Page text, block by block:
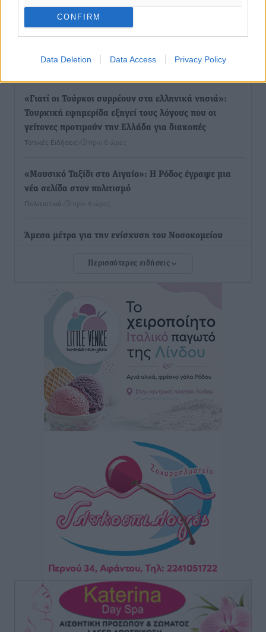
CONFIRM
Data Deletion Data Access Privacy Policy
Τοπικές Ειδήσεις• πριν 6 ώρες
Ποιοι φοιτητές μπορούν να λάβουν ενίσχυση για
«Γιατί οι Τούρκοι συρρέουν στα ελληνικά νησιά»:
Τουρκική εφημερίδα εξηγεί τους λόγους που οι
γείτονες προτιμούν την Ελλάδα για διακοπές
Τοπικές Ειδήσεις πριν 6 ώρες
«Μουσικό Ταξίδι στο Αιγαίο»: Η Ρόδος έγραψε μια
νέα σελίδα στον πολιτισμό
Πολιτιστικά πριν 6 ώρες
Άμεσα μέτρα για την ενίσχυση του Νοσοκομείου
ανακοίνωσε ο Άδωνις Γεωργιάδης
Iατρικός Σύλλογος Ροδου προς Α. Γεωργιάδη:
Στρατηγικές Προτάσεις για την Ενίσχυση της
Δημόσιας Υγείας στη Νησιωτική Ελλάδα και στα
Νοσοκομεία της Γ΄ Ζώνης
Τοπικές Ειδήσεις πριν 7 ώρες
Πάνθηρες: Ξεκίνησαν αισιόδοξοι για την παρθενική
“πτήση” τους
Αθλητικά• πριν 7 ώρες
Άρης Αρχαγγέλου: Στο πλευρό του άτυχου Ιάκωβου
• πριν 7 ώρες
Φοίβος: Η μεγάλη επιστροφή του Μπρένο Σαλβατιέρα
πριν 7 ώρες
Κλεάνθης: Έτοιμες οι κάρτες διαρκείας της νέας
σεζόν
Αθλητικά πριν 7 ώρες
Περισσότερες ειδήσεις